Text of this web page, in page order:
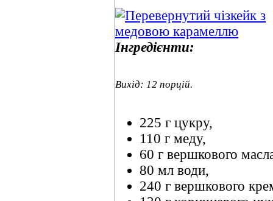
Інгредієнти:
Вихід: 12 порцій.
225 г цукру,
110 г меду,
60 г вершкового
80 мл води,
240 г вершкового